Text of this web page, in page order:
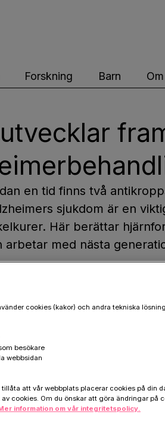
Forskning Barn
en tid finns två
sjukdom är en
Här berättar
arbetar med nästa
går ut på att
sedan till hjärnan och fäster på
kroppen att de här proteinerna
och i flera länder har
att dagens antikroppsterapier har
utvecklades ursprungligen här i
med en uppdaterad version.
cookies (kakor) och andra tekniska
besökare
webbsidan
att vår webbplats placerar cookies på din
cookies. Om du önskar att göra ändringar på
information om vår integritetspolicy.